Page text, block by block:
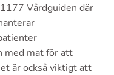
Vårdguiden där
med mat för att
är också viktigt att